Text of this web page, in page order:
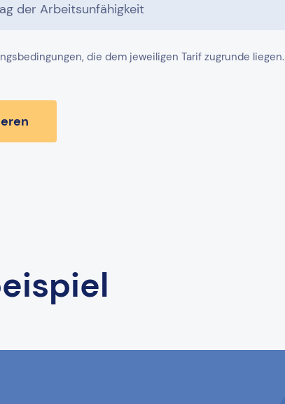
der Arbeitsunfähigkeit
die dem jeweiligen Tarif zugrunde liegen.